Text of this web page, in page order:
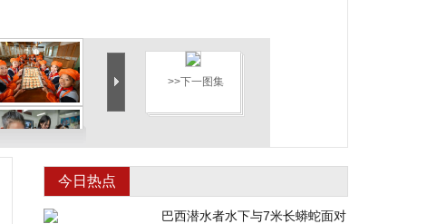
>>下一图集
今日热点
巴西潜水者水下与7米长蟒蛇面对